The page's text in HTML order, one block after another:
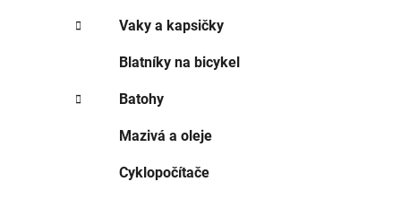
Vaky a kapsičky
Blatníky na bicykel
Batohy
Mazivá a oleje
Cyklopočítače